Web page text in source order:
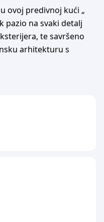
ovoj predivnoj kući „
pazio na svaki detalj
te savršeno
arhitekturu s